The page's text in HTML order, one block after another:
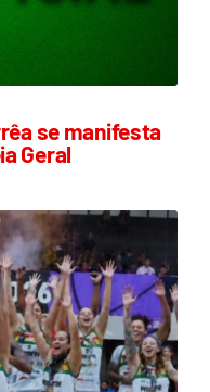
se manifesta
Geral